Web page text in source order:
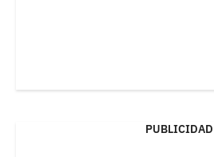
PUBLICIDAD